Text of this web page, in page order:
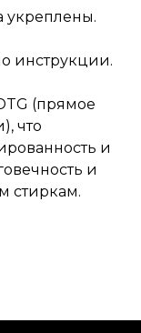
укреплены.
инструкции.
(прямое
что
и
и
стиркам.